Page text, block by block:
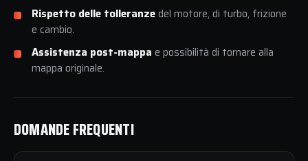
Rispetto delle tolleranzedel motore, di turbo, frizione
e cambio.
Assistenza post-mappa e possibilità di tornare alla
mappa originale.
DOMANDE FREQUENTI